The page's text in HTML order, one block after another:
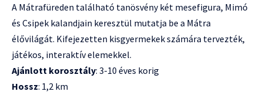
A Mátrafüreden található tanösvény két mesefigura, Mimó
és Csipek kalandjain keresztül mutatja be a Mátra
élővilágát. Kifejezetten kisgyermekek számára tervezték,
játékos, interaktív elemekkel.
Ajánlott korosztály: 3-10 éves korig
Hossz: 1,2 km